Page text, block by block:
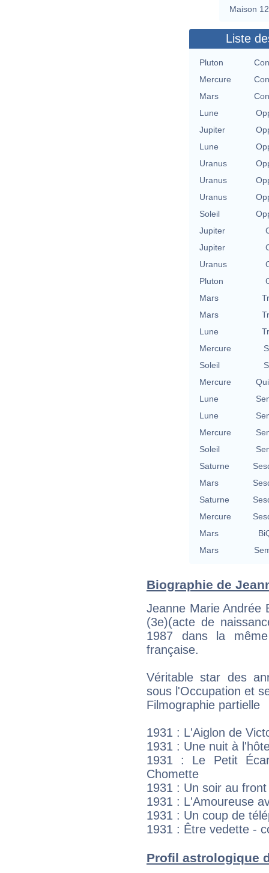
Maison 12
Liste
Pluton
Mercure
Mars
Lune
Jupiter
Lune
Uranus
Uranus
Uranus
Soleil
Jupiter
Jupiter
Uranus
Pluton
Mars
Mars
Lune
Mercure
Soleil
Mercure
Lune
Lune
Mercure
Soleil
Saturne
Mars
Saturne
Mercure
Mars
Mars
Biographie de
Jeanne Marie Andrée
(3e)(acte de
1987 dans la
française.
Véritable star des
sous l'Occupation et
Filmographie partielle
1931 : L'Aiglon de
1931 : Une nuit à
1931 : Le Petit
Chomette
1931 : Un soir au
1931 : L'Amoureuse
1931 : Un coup de
1931 : Être vedette -
Profil astrologique